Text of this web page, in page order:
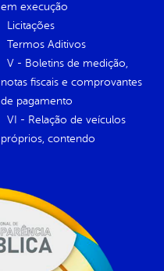
em execução
Licitações
Termos Aditivos
V - Boletins de medição,
notas fiscais e comprovantes
de pagamento
VI - Relação de veículos
próprios, contendo